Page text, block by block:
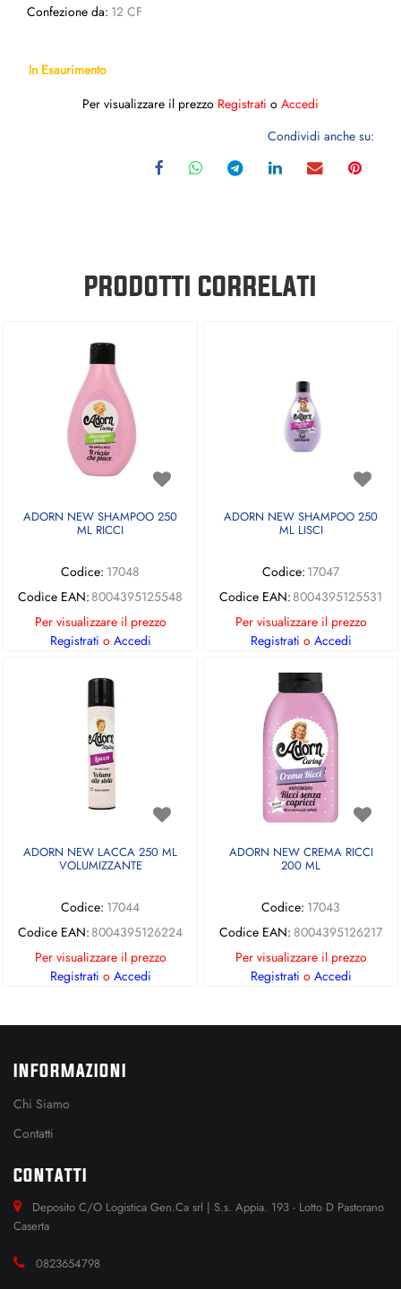
Confezione da: 12 CF
In Esaurimento
Per visualizzare il prezzo Registrati o Accedi
Condividi anche su:
PRODOTTI CORRELATI
ADORN NEW SHAMPOO 250
ML RICCI
Codice: 17048
Codice EAN: 8004395125548
Per visualizzare il prezzo
Registrati o Accedi
ADORN NEW SHAMPOO 250
ML LISCI
Codice: 17047
Codice EAN: 8004395125531
Per visualizzare il prezzo
Registrati o Accedi
ADORN NEW LACCA 250 ML
VOLUMIZZANTE
Codice: 17044
Codice EAN: 8004395126224
Per visualizzare il prezzo
Registrati o Accedi
ADORN NEW CREMA RICCI
200 ML
Codice: 17043
Codice EAN: 8004395126217
Per visualizzare il prezzo
Registrati o Accedi
INFORMAZIONI
Chi Siamo
Contatti
CONTATTI
Deposito C/O Logistica Gen.Ca srl | S.s. Appia. 193 - Lotto D Pastorano
Caserta
0823654798